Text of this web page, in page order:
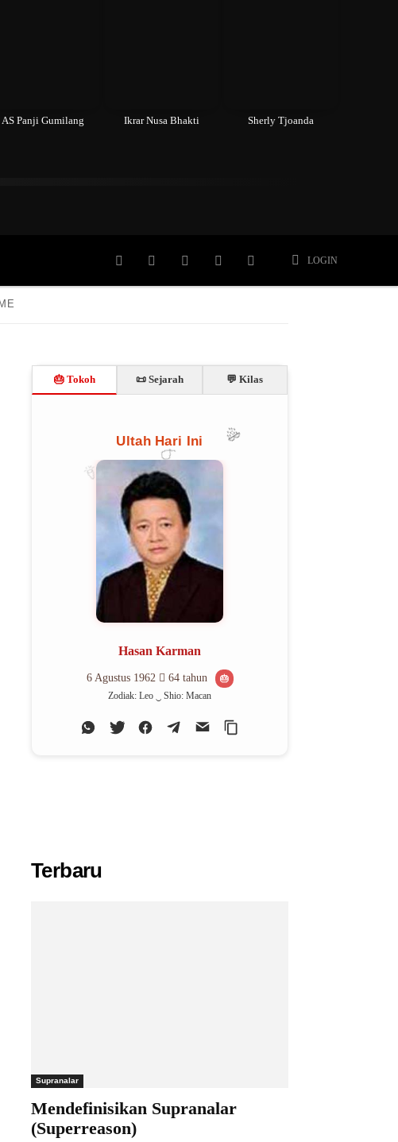
AS Panji Gumilang Ikrar Nusa Bhakti Sherly Tjoanda
LOGIN
🎂 Tokoh 📜 Sejarah 💬 Kilas
🎈
🎊
Ultah Hari Ini
Hasan Karman
6 Agustus 1962 64 tahun 🎂
Zodiak: Leo ‿ Shio: Macan
Terbaru
Supranalar
Mendefinisikan Supranalar
(Superreason)